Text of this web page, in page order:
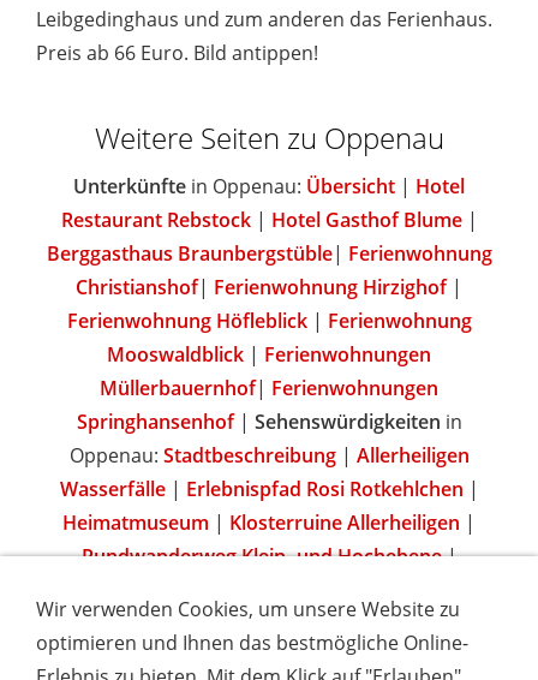
Leibgedinghaus und zum anderen das Ferienhaus.
Preis ab 66 Euro. Bild antippen!
Weitere Seiten zu Oppenau
Unterkünfte in Oppenau: Übersicht | Hotel
Restaurant Rebstock| Hotel Gasthof Blume|
Berggasthaus Braunbergstüble| Ferienwohnung
Christianshof| Ferienwohnung Hirzighof|
Ferienwohnung Höfleblick| Ferienwohnung
Mooswaldblick | Ferienwohnungen
Müllerbauernhof| Ferienwohnungen
Springhansenhof| Sehenswürdigkeiten in
Oppenau: Stadtbeschreibung| Allerheiligen
Wasserfälle| Erlebnispfad Rosi Rotkehlchen |
Heimatmuseum | Klosterruine Allerheiligen |
Rundwanderweg Klein- und Hochebene|
Wir verwenden Cookies, um unsere Website zu
optimieren und Ihnen das bestmögliche Online-